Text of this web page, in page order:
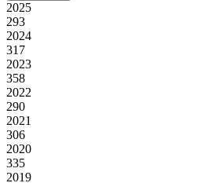
2025
293
2024
317
2023
358
2022
290
2021
306
2020
335
2019